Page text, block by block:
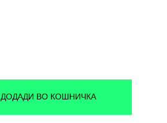
ДОДАДИ ВО КОШНИЧКА